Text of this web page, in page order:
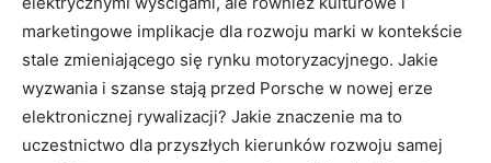
marketingowe implikacje dla rozwoju marki w kontekście
stale zmieniającego się rynku motoryzacyjnego. Jakie
wyzwania i szanse stają przed Porsche w nowej erze
elektronicznej rywalizacji? Jakie znaczenie ma to
uczestnictwo dla przyszłych kierunków rozwoju samej